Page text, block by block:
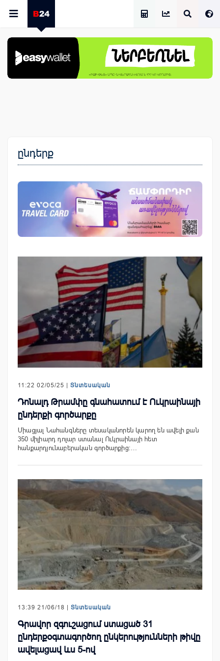
ընդերք
11:22 02/05/25 | Տնտեսական
Դոնալդ Թրամփը գնահատում է Ուկրաինայի
ընդերքի գործարքը
Միացյալ Նահանգները տեսականորեն կարող են ավելի քան
350 միլիարդ դոլար ստանալ Ուկրաինայի հետ
հանքարդյունաբերական գործարքից։…
13:39 21/06/18 | Տնտեսական
Գրավոր զգուշացում ստացած 31
ընդերքօգտագործող ընկերությունների թիվը
ավելացավ ևս 5-ով